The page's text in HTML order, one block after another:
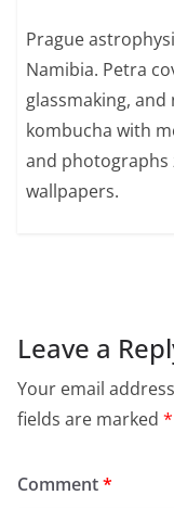
Prague
Namibia. Petra
glassmaking,
kombucha with
and photographs
wallpapers.
Leave a
Your email
fields are marked *
Comment*